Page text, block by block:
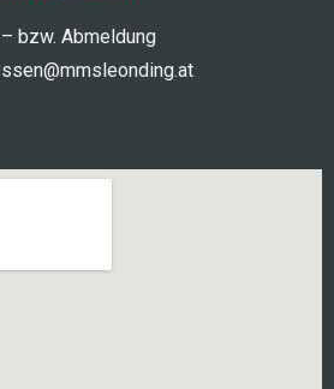
bzw. Abmeldung